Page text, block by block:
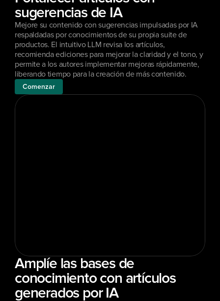
sugerencias de IA
Mejore su contenido con sugerencias impulsadas por IA
respaldadas por conocimientos de su propia suite de
productos. El intuitivo LLM revisa los artículos,
recomienda ediciones para mejorar la claridad y el tono, y
permite a los autores implementar mejoras rápidamente,
liberando tiempo para la creación de más contenido.
Comenzar
Amplíe las bases de
conocimiento con artículos
generados por IA